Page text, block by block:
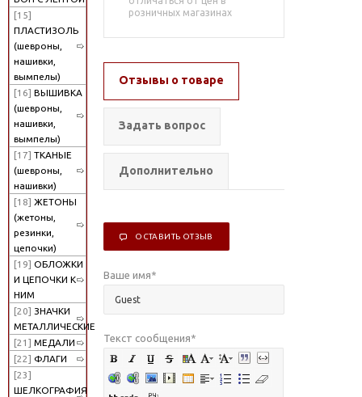
[15]
ПЛАСТИЗОЛЬ
(шевроны,
нашивки,
вымпелы)
[16] ВЫШИВКА
(шевроны,
нашивки,
вымпелы)
[17] ТКАНЫЕ
(шевроны,
нашивки)
[18] ЖЕТОНЫ
(жетоны,
резинки,
цепочки)
[19] ОБЛОЖКИ
И ЦЕПОЧКИ К
НИМ
[20] ЗНАЧКИ
МЕТАЛЛИЧЕСКИЕ
[21] МЕДАЛИ
[22] ФЛАГИ
[23]
ШЕЛКОГРАФИЯ
розничных магазинах
Отзывы о товаре
Задать вопрос
Дополнительно
ОСТАВИТЬ ОТЗЫВ
Ваше имя*
Текст сообщения*